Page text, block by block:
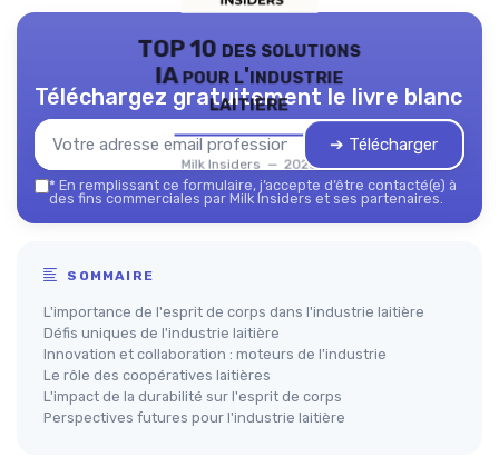
TOP 10 des solutions
IA pour l'industrie
laitière
Milk Insiders — 2026
Téléchargez gratuitement le livre blanc
➔ Télécharger
* En remplissant ce formulaire, j’accepte d’être contacté(e) à
des fins commerciales par Milk Insiders et ses partenaires.
SOMMAIRE
L'importance de l'esprit de corps dans l'industrie laitière
Défis uniques de l'industrie laitière
Innovation et collaboration : moteurs de l'industrie
Le rôle des coopératives laitières
L'impact de la durabilité sur l'esprit de corps
Perspectives futures pour l'industrie laitière